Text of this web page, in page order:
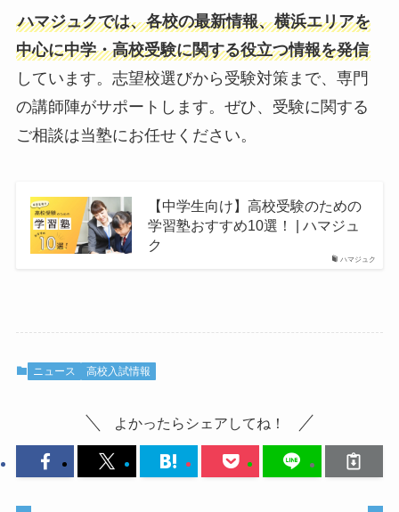
ハマジュクでは、各校の最新情報、横浜エリアを
中心に中学・高校受験に関する役立つ情報を発信
しています。志望校選びから受験対策まで、専門
の講師陣がサポートします。ぜひ、受験に関する
ご相談は当塾にお任せください。
ハマジュク
【中学生向け】高校受験のための
学習塾おすすめ10選！ | ハマジュ
ク
ニュース 高校入試情報
よかったらシェアしてね！